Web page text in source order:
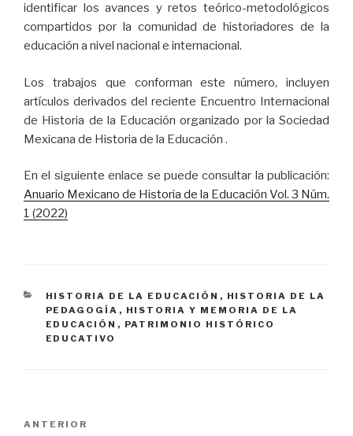
identificar los avances y retos teórico-metodológicos
compartidos por la comunidad de historiadores de la
educación a nivel nacional e internacional.
Los trabajos que conforman este número, incluyen
artículos derivados del reciente Encuentro Internacional
de Historia de la Educación organizado por la Sociedad
Mexicana de Historia de la Educación .
En el siguiente enlace se puede consultar la publicación:
Anuario Mexicano de Historia de la Educación Vol. 3 Núm.
1 (2022)
CATEGORÍAS
HISTORIA DE LA EDUCACIÓN , HISTORIA DE LA
PEDAGOGÍA , HISTORIA Y MEMORIA DE LA
EDUCACIÓN , PATRIMONIO HISTÓRICO
EDUCATIVO
Entrada
ANTERIOR